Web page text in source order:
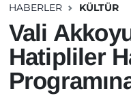
HABERLER KÜLTÜR
Vali
Hatipliler